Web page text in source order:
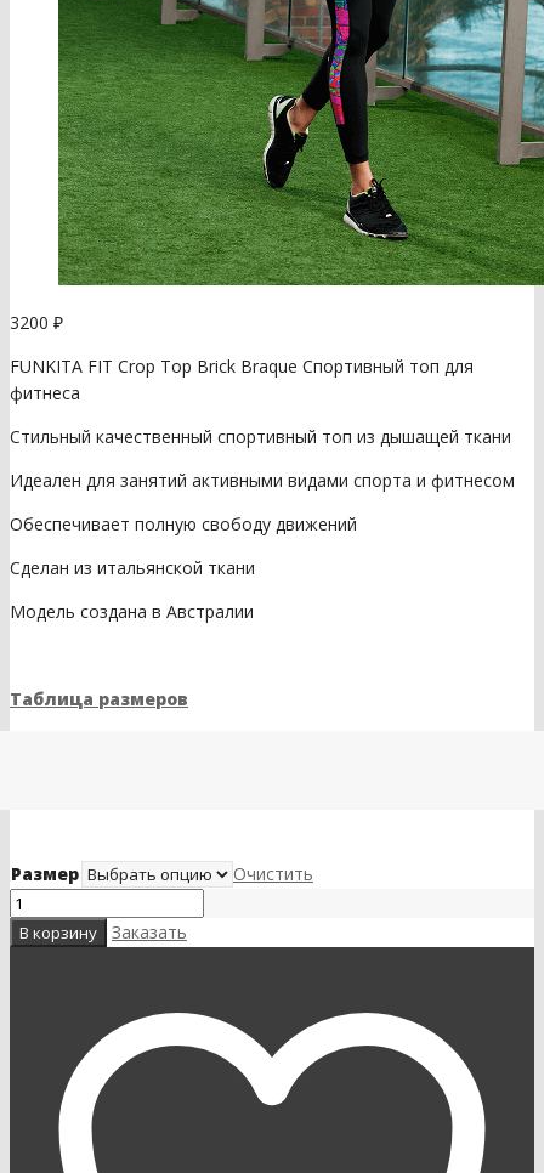
3200 ₽
FUNKITA FIT Crop Top Brick Braque Спортивный топ для
фитнеса
Стильный качественный спортивный топ из дышащей ткани
Идеален для занятий активными видами спорта и фитнесом
Обеспечивает полную свободу движений
Сделан из итальянской ткани
Модель создана в Австралии
Таблица размеров
Размер Очистить
В корзину Заказать